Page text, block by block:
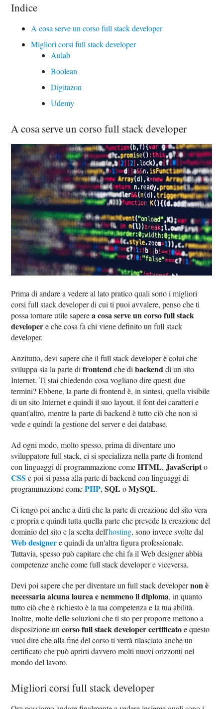
Indice
A cosa serve un corso full stack developer
Migliori corsi full stack developer
Aulab
Boolean
Digitazon
Udemy
A cosa serve un corso full stack developer
Prima di andare a vedere al lato pratico quali sono i migliori
corsi full stack developer di cui ti puoi avvalere, penso che ti
possa tornare utile saperea cosa serve un corso full stack
developere che cosa fa chi viene definito un full stack
developer.
Anzitutto, devi sapere che il full stack developer è colui che
sviluppa sia la parte difrontendche dibackenddi un sito
Internet. Ti stai chiedendo cosa vogliano dire questi due
termini? Ebbene, la parte di frontend è, in sintesi, quella visibile
di un sito Internet e quindi il suo layout, il font dei caratteri e
quant'altro, mentre la parte di backend è tutto ciò che non si
vede e quindi la gestione del server e dei database.
Ad ogni modo, molto spesso, prima di diventare uno
sviluppatore full stack, ci si specializza nella parte di frontend
con linguaggi di programmazione comeHTML,JavaScripto
CSS e poi si passa alla parte di backend con linguaggi di
programmazione comePHP,SQL oMySQL.
Ci tengo poi anche a dirti che la parte di creazione del sito vera
e propria e quindi tutta quella parte che prevede la creazione del
dominio del sito e la scelta dell'hosting, sono invece svolte dal
Web designere quindi da un'altra figura professionale.
Tuttavia, spesso può capitare che chi fa il Web designer abbia
competenze anche come full stack developer e viceversa.
Devi poi sapere che per diventare un full stack developernon è
necessaria alcuna laurea e nemmeno il diploma, in quanto
tutto ciò che è richiesto è la tua competenza e la tua abilità.
Inoltre, molte delle soluzioni che ti sto per proporre mettono a
disposizione uncorso full stack developer certificatoe questo
vuol dire che alla fine del corso ti verrà rilasciato anche un
certificato che può aprirti davvero molti nuovi orizzonti nel
mondo del lavoro.
Migliori corsi full stack developer